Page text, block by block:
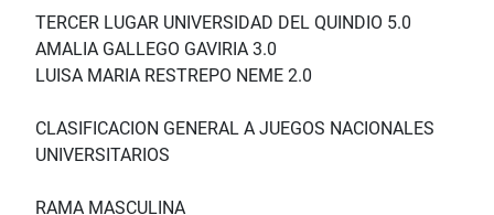
TERCER LUGAR UNIVERSIDAD DEL QUINDIO 5.0
AMALIA GALLEGO GAVIRIA 3.0
LUISA MARIA RESTREPO NEME 2.0
CLASIFICACION GENERAL A JUEGOS NACIONALES
UNIVERSITARIOS
RAMA MASCULINA